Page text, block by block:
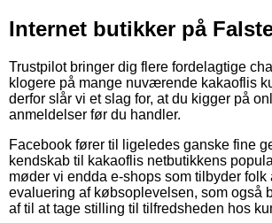
Internet butikker på
Trustpilot bringer dig flere fordelagtige
klogere på mange nuværende kakaoflis
derfor slår vi et slag for, at du kigger på
anmeldelser før du handler.
Facebook fører til ligeledes ganske fine
kendskab til kakaoflis netbutikkens
møder vi endda e-shops som tilbyder folk
evaluering af købsoplevelsen, som også
af til at tage stilling til tilfredsheden hos